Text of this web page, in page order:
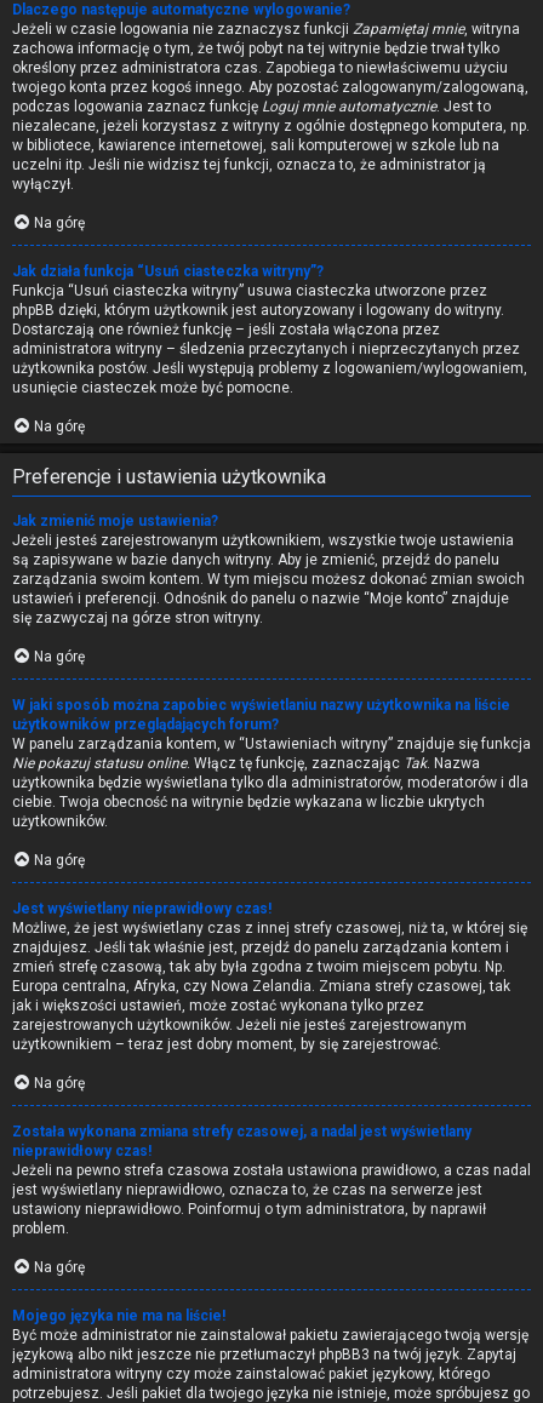
Dlaczego następuje automatyczne wylogowanie?
Jeżeli w czasie logowania nie zaznaczysz funkcji Zapamiętaj mnie, witryna
zachowa informację o tym, że twój pobyt na tej witrynie będzie trwał tylko
określony przez administratora czas. Zapobiega to niewłaściwemu użyciu
twojego konta przez kogoś innego. Aby pozostać zalogowanym/zalogowaną,
podczas logowania zaznacz funkcję Loguj mnie automatycznie. Jest to
niezalecane, jeżeli korzystasz z witryny z ogólnie dostępnego komputera, np.
w bibliotece, kawiarence internetowej, sali komputerowej w szkole lub na
uczelni itp. Jeśli nie widzisz tej funkcji, oznacza to, że administrator ją
wyłączył.
Na górę
Jak działa funkcja “Usuń ciasteczka witryny”?
Funkcja “Usuń ciasteczka witryny” usuwa ciasteczka utworzone przez
phpBB dzięki, którym użytkownik jest autoryzowany i logowany do witryny.
Dostarczają one również funkcję – jeśli została włączona przez
administratora witryny – śledzenia przeczytanych i nieprzeczytanych przez
użytkownika postów. Jeśli występują problemy z logowaniem/wylogowaniem,
usunięcie ciasteczek może być pomocne.
Na górę
Preferencje i ustawienia użytkownika
Jak zmienić moje ustawienia?
Jeżeli jesteś zarejestrowanym użytkownikiem, wszystkie twoje ustawienia
są zapisywane w bazie danych witryny. Aby je zmienić, przejdź do panelu
zarządzania swoim kontem. W tym miejscu możesz dokonać zmian swoich
ustawień i preferencji. Odnośnik do panelu o nazwie “Moje konto” znajduje
się zazwyczaj na górze stron witryny.
Na górę
W jaki sposób można zapobiec wyświetlaniu nazwy użytkownika na liście
użytkowników przeglądających forum?
W panelu zarządzania kontem, w “Ustawieniach witryny” znajduje się funkcja
Nie pokazuj statusu online. Włącz tę funkcję, zaznaczając Tak. Nazwa
użytkownika będzie wyświetlana tylko dla administratorów, moderatorów i dla
ciebie. Twoja obecność na witrynie będzie wykazana w liczbie ukrytych
użytkowników.
Na górę
Jest wyświetlany nieprawidłowy czas!
Możliwe, że jest wyświetlany czas z innej strefy czasowej, niż ta, w której się
znajdujesz. Jeśli tak właśnie jest, przejdź do panelu zarządzania kontem i
zmień strefę czasową, tak aby była zgodna z twoim miejscem pobytu. Np.
Europa centralna, Afryka, czy Nowa Zelandia. Zmiana strefy czasowej, tak
jak i większości ustawień, może zostać wykonana tylko przez
zarejestrowanych użytkowników. Jeżeli nie jesteś zarejestrowanym
użytkownikiem – teraz jest dobry moment, by się zarejestrować.
Na górę
Została wykonana zmiana strefy czasowej, a nadal jest wyświetlany
nieprawidłowy czas!
Jeżeli na pewno strefa czasowa została ustawiona prawidłowo, a czas nadal
jest wyświetlany nieprawidłowo, oznacza to, że czas na serwerze jest
ustawiony nieprawidłowo. Poinformuj o tym administratora, by naprawił
problem.
Na górę
Mojego języka nie ma na liście!
Być może administrator nie zainstalował pakietu zawierającego twoją wersję
językową albo nikt jeszcze nie przetłumaczył phpBB3 na twój język. Zapytaj
administratora witryny czy może zainstalować pakiet językowy, którego
potrzebujesz. Jeśli pakiet dla twojego języka nie istnieje, może spróbujesz go